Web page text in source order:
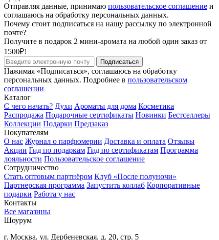
Отправляя данные, принимаю пользовательское соглашение и
соглашаюсь на обработку персональных данных.
Почему стоит подписаться на нашу рассылку по электронной
почте?
Получите в подарок 2 мини-аромата на любой один заказ от
1500₽!
Подписаться
Нажимая «Подписаться», соглашаюсь на обработку
персональных данных. Подробнее в пользовательском
соглашении
Каталог
С чего начать? Духи Ароматы для дома Косметика
Распродажа Подарочные сертификаты Новинки Бестселлеры
Коллекции Подарки Предзаказ
Покупателям
О нас Журнал о парфюмерии Доставка и оплата Отзывы
Акции Гид по подаркам Гид по сертификатам Программа
лояльности Пользовательское соглашение
Сотрудничество
Стать оптовым партнёром Клуб «После полуночи»
Партнерская программа Запустить коллаб Корпоративные
подарки Работа у нас
Контакты
Все магазины
Шоурум
г. Москва, ул. Дербеневская, д. 20, стр. 5